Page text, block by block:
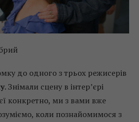
до одного з трьох режисерів
. Знімали сцену в інтер’єрі
конкретно, ми з вами вже
коли познайомимося з